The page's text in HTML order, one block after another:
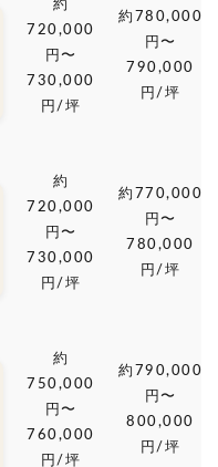
約
720,000
円〜
730,000
円/坪
約780,000
円〜
790,000
円/坪
約
720,000
円〜
730,000
円/坪
約770,000
円〜
780,000
円/坪
約
750,000
円〜
760,000
円/坪
約790,000
円〜
800,000
円/坪